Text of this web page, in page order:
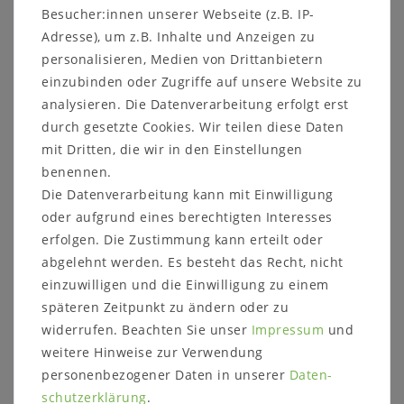
Holzbank mit Ablage
MEXICAN-STIL
140x43x36cm Kiefer
massiv eichefarben
230,00 €
Schlafzimmer Set
komplett 6teilig
Mexican-stil Kiefer
massiv eichefarbig
UVP 4.515,00 €
Besucher:innen unserer Webseite (z.B. IP-
Adresse), um z.B. Inhalte und Anzeigen zu
personalisieren, Medien von Drittanbietern
einzubinden oder Zugriffe auf unsere Website zu
analysieren. Die Datenverarbeitung erfolgt erst
durch gesetzte Cookies. Wir teilen diese Daten
mit Dritten, die wir in den Einstellungen
benennen.
Die Datenverarbeitung kann mit Einwilligung
oder aufgrund eines berechtigten Interesses
erfolgen. Die Zustimmung kann erteilt oder
abgelehnt werden. Es besteht das Recht, nicht
einzuwilligen und die Einwilligung zu einem
späteren Zeitpunkt zu ändern oder zu
widerrufen. Beachten Sie unser Impressum und
weitere Hinweise zur Verwendung
personenbezogener Daten in unserer Daten­
schutz­erklärung.